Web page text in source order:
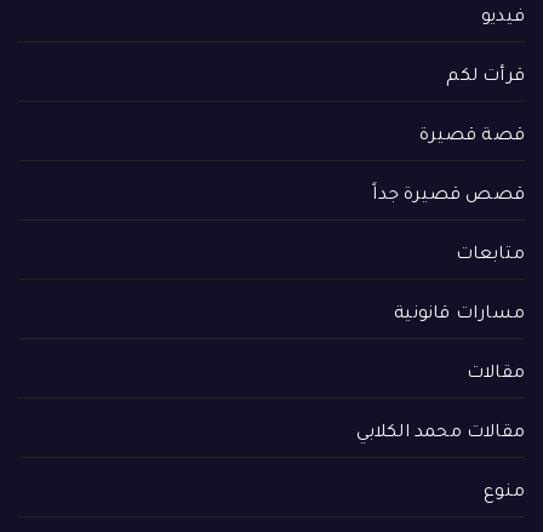
فيديو
قرأت لكم
قصة قصيرة
قصص قصيرة جداً
متابعات
مسارات قانونية
مقالات
مقالات محمد الكلابي
منوع